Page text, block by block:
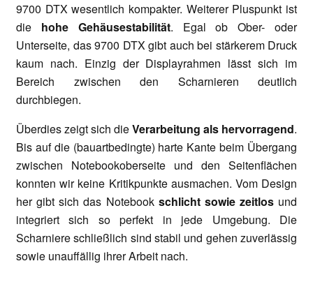
9700 DTX wesentlich kompakter. Weiterer Pluspunkt ist
die hohe Gehäusestabilität. Egal ob Ober- oder
Unterseite, das 9700 DTX gibt auch bei stärkerem Druck
kaum nach. Einzig der Displayrahmen lässt sich im
Bereich zwischen den Scharnieren deutlich
durchbiegen.
Überdies zeigt sich dieVerarbeitung als hervorragend.
Bis auf die (bauartbedingte) harte Kante beim Übergang
zwischen Notebookoberseite und den Seitenflächen
konnten wir keine Kritikpunkte ausmachen. Vom Design
her gibt sich das Notebook schlicht sowie zeitlosund
integriert sich so perfekt in jede Umgebung. Die
Scharniere schließlich sind stabil und gehen zuverlässig
sowie unauffällig ihrer Arbeit nach.